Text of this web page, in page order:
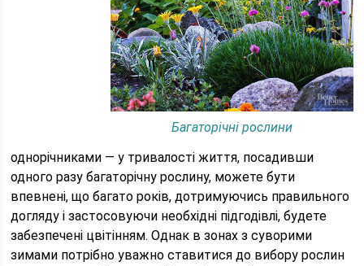
Багаторічні рослини
однорічниками — у тривалості життя, посадивши
одного разу багаторічну рослину, можете бути
впевнені, що багато років, дотримуючись правильного
догляду і застосовуючи необхідні підгодівлі, будете
забезпечені цвітінням. Однак в зонах з суворими
зимами потрібно уважно ставитися до вибору рослин